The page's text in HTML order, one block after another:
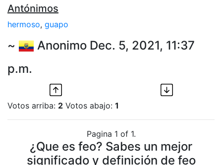
Antónimos
hermoso, guapo
~
Anonimo Dec. 5, 2021, 11:37
p.m.
Votos arriba: 2 Votos abajo: 1
Pagina 1 of 1.
¿Que es feo? Sabes un mejor
significado y definición de feo